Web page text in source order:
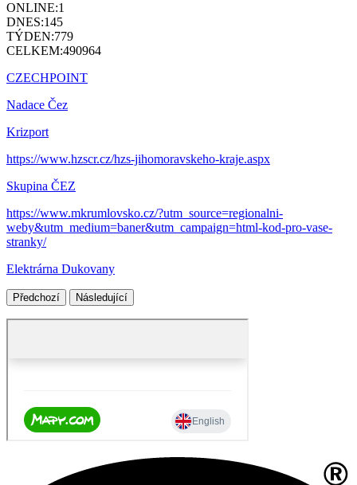
ONLINE:1
DNES:145
TÝDEN:779
CELKEM:490964
CZECHPOINT
Nadace Čez
Krizport
https://www.hzscr.cz/hzs-jihomoravskeho-kraje.aspx
Skupina ČEZ
https://www.mkrumlovsko.cz/?utm_source=regionalni-
weby&utm_medium=baner&utm_campaign=html-kod-pro-vase-
stranky/
Elektrárna Dukovany
Předchozí Následující